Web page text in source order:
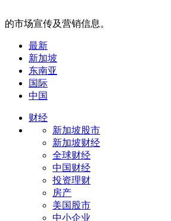
的市场宣传及营销信息。
最新
新加坡
东南亚
国际
中国
财经
新加坡股市
新加坡财经
全球财经
中国财经
投资理财
房产
美国股市
中小企业